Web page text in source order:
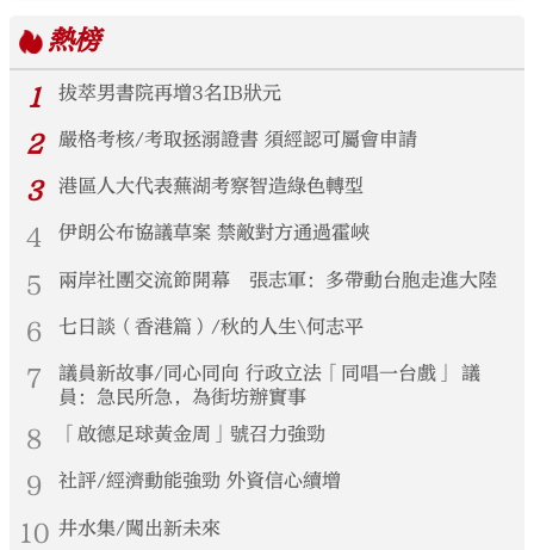
熱榜
1
拔萃男書院再增3名IB狀元
2 嚴格考核/考取拯溺證書 須經認可屬會申請
3 港區人大代表蕪湖考察智造綠色轉型
4 伊朗公布協議草案 禁敵對方通過霍峽
5 兩岸社團交流節開幕 張志軍：多帶動台胞走進大陸
6 七日談（香港篇）/秋的人生\何志平
7
議員新故事/同心同向 行政立法「同唱一台戲」 議
員：急民所急，為街坊辦實事
8 「啟德足球黃金周」號召力強勁
9 社評/經濟動能強勁 外資信心續增
10 井水集/闖出新未來